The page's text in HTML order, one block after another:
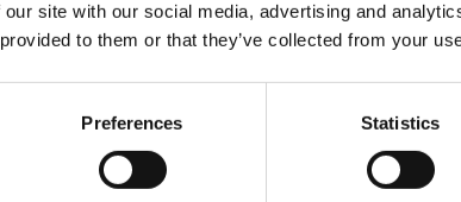
site with our social media, advertising and
to them or that they’ve collected from your
Preferences Statistics
12 år